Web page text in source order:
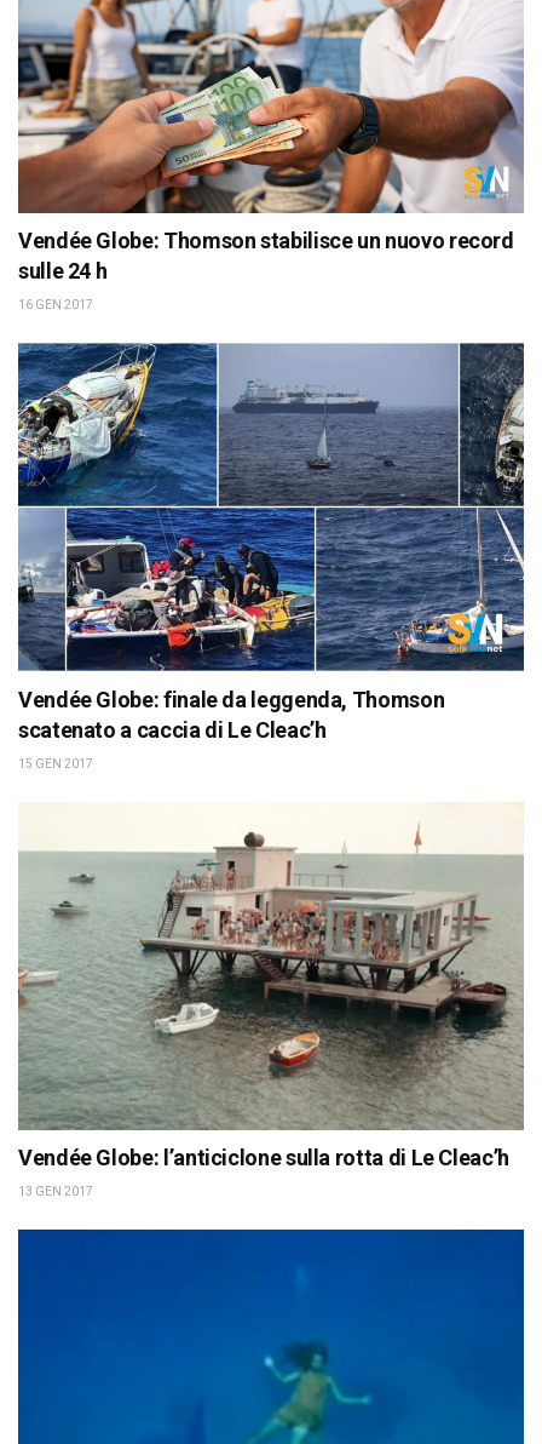
Vendée Globe: Thomson stabilisce un nuovo record
sulle 24 h
16 GEN 2017
Vendée Globe: finale da leggenda, Thomson
scatenato a caccia di Le Cleac’h
15 GEN 2017
Vendée Globe: l’anticiclone sulla rotta di Le Cleac’h
13 GEN 2017